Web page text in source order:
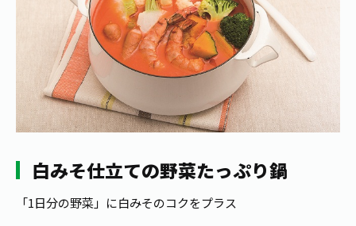
TULLY'S COFFEE
1日分の野菜
商品情報
ブランドから探す
カテゴリーから探す
キーワードから探す
お茶のいれ方
動画ギャラリー
レシピ集
体験・イベント
工場見学
お茶の複合型博物館
食育・イベント
店舗・通販
店舗・通販
伊藤園の店舗トップ
茶寮伊藤園
店舗検索
お客様相談室
企業情報 GLOBAL
白みそ仕立ての野菜たっぷり鍋
「1日分の野菜」に白みそのコクをプラス